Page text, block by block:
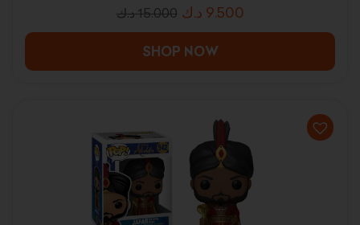
15.000 د.ك 9.500 د.ك
SHOP NOW